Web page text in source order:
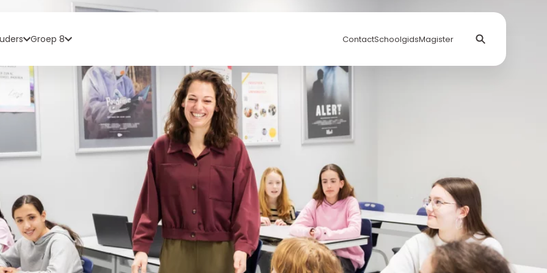
Groep 8 ContactSchoolgidsMagister